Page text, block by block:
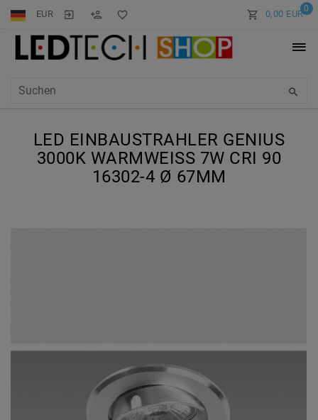
EUR 0
0,00 EUR
LED EINBAUSTRAHLER GENIUS
3000K WARMWEISS 7W CRI 90 1
6302-4 Ø 67MM